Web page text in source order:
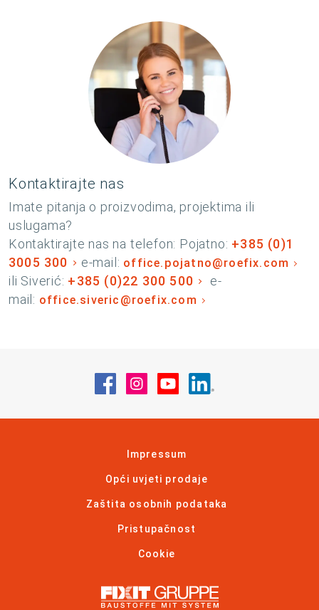
Kontaktirajte nas
Imate pitanja o proizvodima, projektima ili
uslugama?
Kontaktirajte nas na telefon: Pojatno: +385 (0)1
3005 300
e-mail: office.pojatno@roefix.com
ili Siverić: +385 (0)22 300 500
e-
mail: office.siveric@roefix.com
Posjetite nas na Facebook
Posjetite nas na Instagram
Posjetite nas na
Impressum
Opći uvjeti prodaje
Zaštita osobnih podataka
Pristupačnost
Cookie